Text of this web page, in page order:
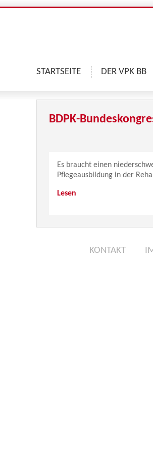
STARTSEITE DER VPK BB
BDPK-
Es braucht einen
Pflegeausbildung in der
Lesen
KONTAKT